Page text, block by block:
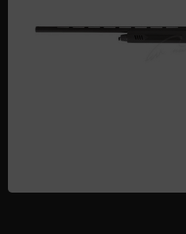
Подарочные Сертификати